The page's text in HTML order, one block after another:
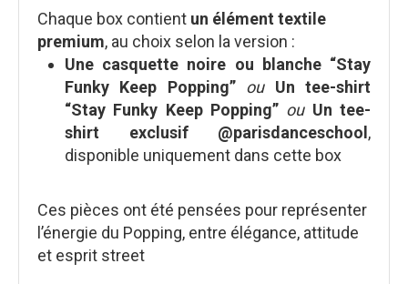
Chaque box contient un élément textile
premium, au choix selon la version :
Une casquette noire ou blanche “Stay
Funky Keep Popping” ou Un tee-shirt
“Stay Funky Keep Popping” ou Un tee-
shirt exclusif @parisdanceschool,
disponible uniquement dans cette box
Ces pièces ont été pensées pour représenter
l’énergie du Popping, entre élégance, attitude
et esprit street